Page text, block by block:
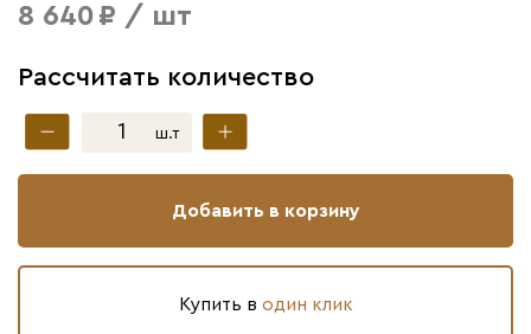
8 640 ₽ / шт
Рассчитать количество
ш.т
Добавить в корзину
Купить в один клик